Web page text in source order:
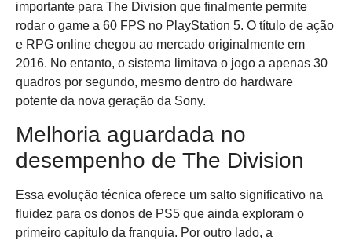
importante para The Division que finalmente permite
rodar o game a 60 FPS no PlayStation 5. O título de ação
e RPG online chegou ao mercado originalmente em
2016. No entanto, o sistema limitava o jogo a apenas 30
quadros por segundo, mesmo dentro do hardware
potente da nova geração da Sony.
Melhoria aguardada no
desempenho de The Division
Essa evolução técnica oferece um salto significativo na
fluidez para os donos de PS5 que ainda exploram o
primeiro capítulo da franquia. Por outro lado, a